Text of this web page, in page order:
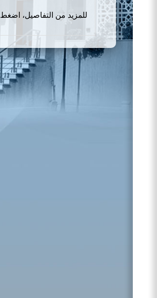
للمزيد من التفاصيل، اضغط